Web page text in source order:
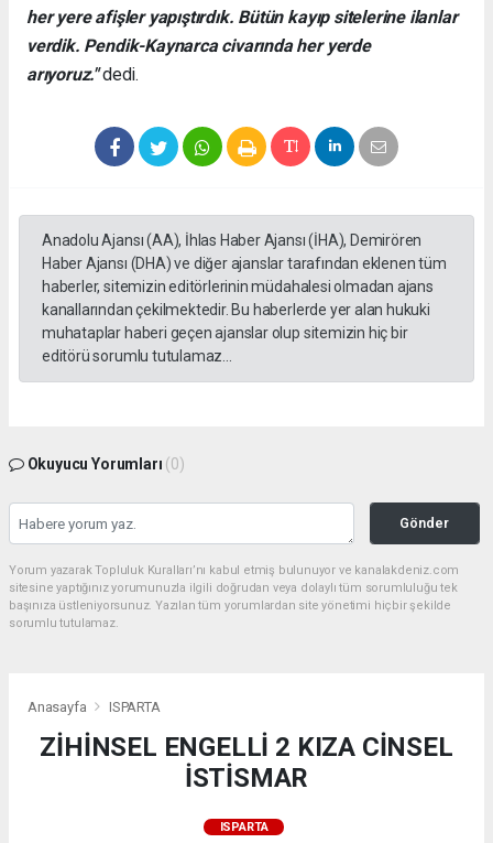
her yere afişler yapıştırdık. Bütün kayıp sitelerine ilanlar
verdik. Pendik-Kaynarca civarında her yerde
arıyoruz."dedi.
Anadolu Ajansı (AA), İhlas Haber Ajansı (İHA), Demirören
Haber Ajansı (DHA) ve diğer ajanslar tarafından eklenen tüm
haberler, sitemizin editörlerinin müdahalesi olmadan ajans
kanallarından çekilmektedir. Bu haberlerde yer alan hukuki
muhataplar haberi geçen ajanslar olup sitemizin hiç bir
editörü sorumlu tutulamaz...
Okuyucu Yorumları (0)
Gönder
Yorum yazarak Topluluk Kuralları’nı kabul etmiş bulunuyor ve kanalakdeniz.com
sitesine yaptığınız yorumunuzla ilgili doğrudan veya dolaylı tüm sorumluluğu tek
başınıza üstleniyorsunuz. Yazılan tüm yorumlardan site yönetimi hiçbir şekilde
sorumlu tutulamaz.
Anasayfa ISPARTA
ZİHİNSEL ENGELLİ 2 KIZA CİNSEL
İSTİSMAR
ISPARTA